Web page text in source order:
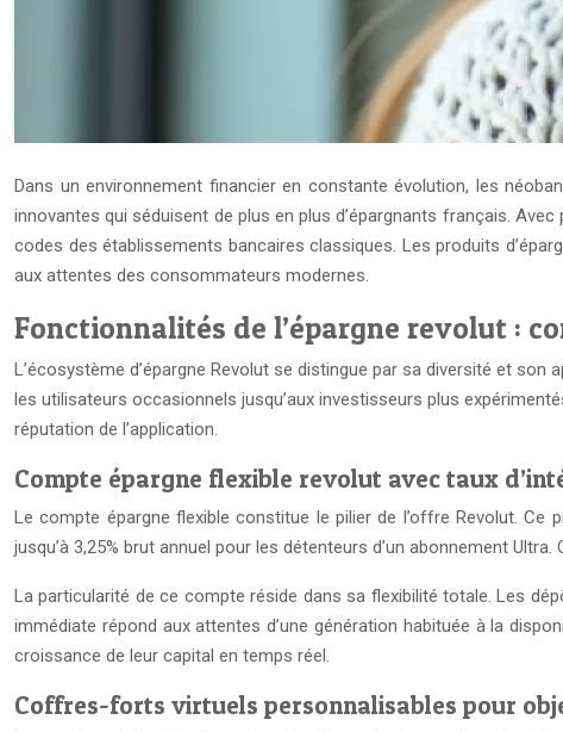
Dans un environnement financier en constante évolution, les
innovantes qui séduisent de plus en plus d’épargnants français.
codes des établissements bancaires classiques. Les produits
aux attentes des consommateurs modernes.
Fonctionnalités de l’épargne revolut :
L’écosystème d’épargne Revolut se distingue par sa diversité et
les utilisateurs occasionnels jusqu’aux investisseurs plus
réputation de l’application.
Compte épargne flexible revolut avec taux
Le compte épargne flexible constitue le pilier de l’offre Revolut. Ce
jusqu’à 3,25% brut annuel pour les détenteurs d’un abonnement
La particularité de ce compte réside dans sa flexibilité totale. Les
immédiate répond aux attentes d’une génération habituée à la
croissance de leur capital en temps réel.
Coffres-forts virtuels personnalisables pour